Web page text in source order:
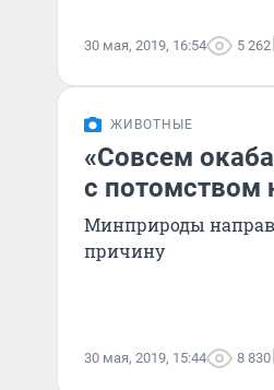
30 мая, 2019, 16:54 5 262
ЖИВОТНЫЕ
«Совсем
с потомством
Минприроды
причину
30 мая, 2019, 15:44 8 830